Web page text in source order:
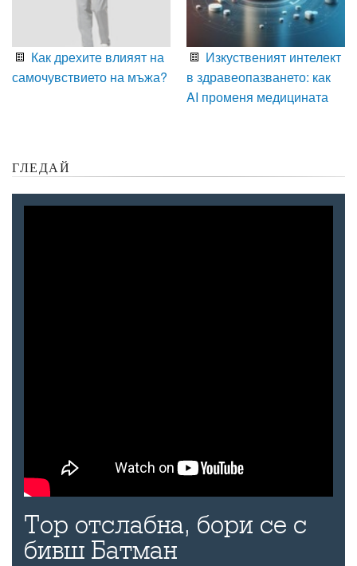
Как дрехите влияят на
самочувствието на мъжа?
Изкуственият интелект
в здравеопазването: как
AI променя медицината
ГЛЕДАЙ
Тор отслабна, бори се с
бивш Батман